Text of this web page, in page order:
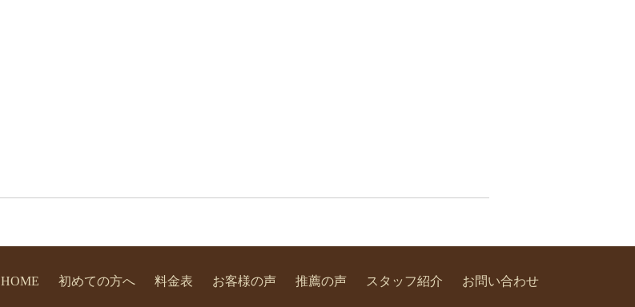
HOME 初めての方へ 料金表 お客様の声 推薦の声 スタッフ紹介 お問い合わせ